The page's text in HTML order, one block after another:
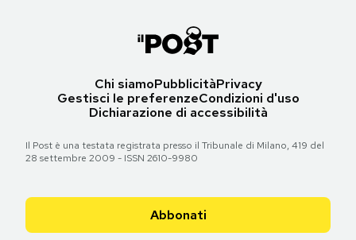
Chi siamoPubblicitàPrivacy
Gestisci le preferenzeCondizioni d'uso
Dichiarazione di accessibilità
Il Post è una testata registrata presso il Tribunale di Milano, 419 del
28 settembre 2009 - ISSN 2610-9980
Abbonati